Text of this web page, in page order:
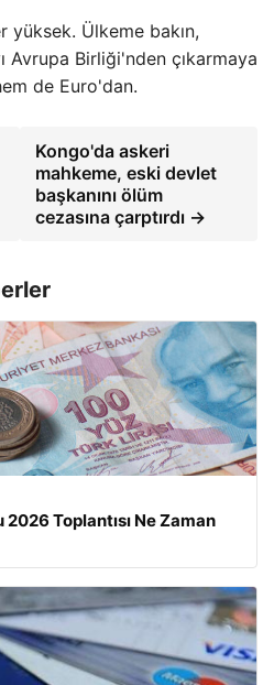
yüksek. Ülkeme bakın,
Avrupa Birliği'nden çıkarmaya
de Euro'dan.
Kongo'da askeri
mahkeme, eski devlet
başkanını ölüm
cezasına çarptırdı →
Toplantısı Ne Zaman